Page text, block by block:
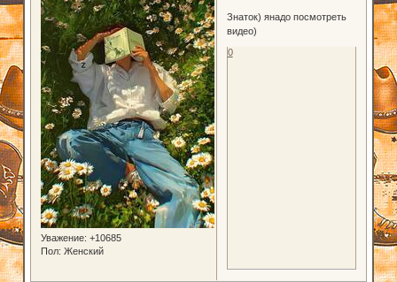
Уважение: +10685
Пол: Женский
Знаток) янадо посмотреть
видео)
0